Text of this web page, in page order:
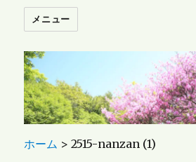
メニュー
ホーム >2515-nanzan (1)